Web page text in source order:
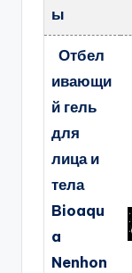
ы
Отбел
ивающи
й гель
для
лица и
тела
Bioaqu
a
Nenhon